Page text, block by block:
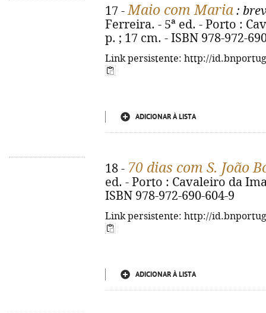
17 -Maio com Maria :
Ferreira. - 5ª ed. - Porto :
p. ; 17 cm. - ISBN 978-972-
Link persistente: http://
ADICIONAR À LISTA
18 - 70 dias com S. João
ed. - Porto : Cavaleiro da
ISBN 978-972-690-604-9
Link persistente: http://
ADICIONAR À LISTA